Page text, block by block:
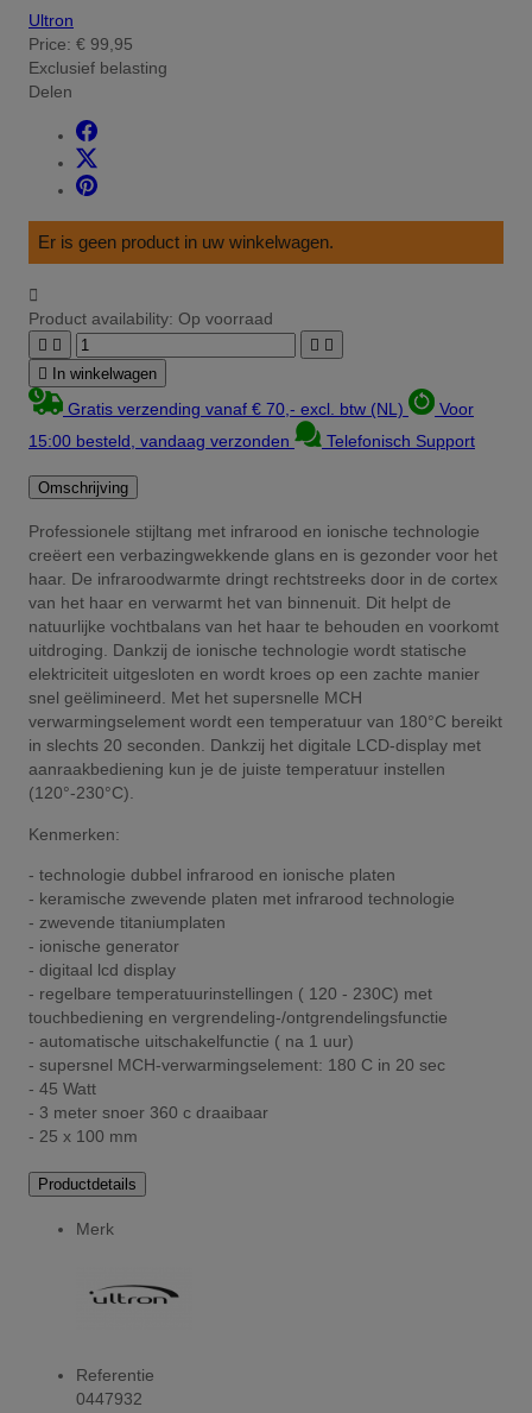
Ultron
Price: € 99,95
Exclusief belasting
Delen
Er is geen product in uw winkelwagen.

Product availability: Op voorraad
   
 In winkelwagen
Gratis verzending vanaf € 70,- excl. btw (NL)
Voor
15:00 besteld, vandaag verzonden
Telefonisch Support
Omschrijving
Professionele stijltang met infrarood en ionische technologie
creëert een verbazingwekkende glans en is gezonder voor het
haar. De infraroodwarmte dringt rechtstreeks door in de cortex
van het haar en verwarmt het van binnenuit. Dit helpt de
natuurlijke vochtbalans van het haar te behouden en voorkomt
uitdroging. Dankzij de ionische technologie wordt statische
elektriciteit uitgesloten en wordt kroes op een zachte manier
snel geëlimineerd. Met het supersnelle MCH
verwarmingselement wordt een temperatuur van 180°C bereikt
in slechts 20 seconden. Dankzij het digitale LCD-display met
aanraakbediening kun je de juiste temperatuur instellen
(120°-230°C).
Kenmerken:
- technologie dubbel infrarood en ionische platen
- keramische zwevende platen met infrarood technologie
- zwevende titaniumplaten
- ionische generator
- digitaal lcd display
- regelbare temperatuurinstellingen ( 120 - 230C) met
touchbediening en vergrendeling-/ontgrendelingsfunctie
- automatische uitschakelfunctie ( na 1 uur)
- supersnel MCH-verwarmingselement: 180 C in 20 sec
- 45 Watt
- 3 meter snoer 360 c draaibaar
- 25 x 100 mm
Productdetails
Merk
Referentie
0447932